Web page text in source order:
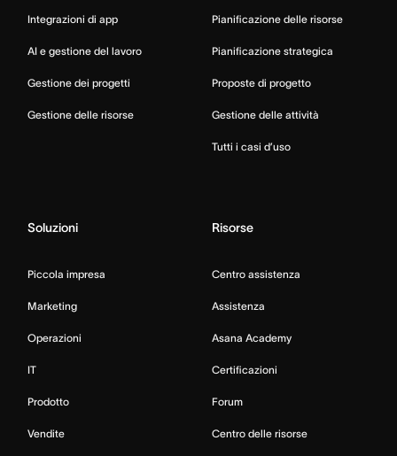
Integrazioni di app
AI e gestione del lavoro
Gestione dei progetti
Gestione delle risorse
Pianificazione delle risorse
Pianificazione strategica
Proposte di progetto
Gestione delle attività
Tutti i casi d’uso
Soluzioni
Piccola impresa
Marketing
Operazioni
IT
Prodotto
Vendite
Risorse
Centro assistenza
Assistenza
Asana Academy
Certificazioni
Forum
Centro delle risorse